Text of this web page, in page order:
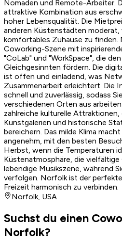
Nomaden und Remote-Arbeiter.
attraktive Kombination aus
hoher Lebensqualität. Die
anderen Küstenstädten
komfortables Zuhause zu finden.
Coworking-Szene mit
"CoLab" und "WorkSpace", die
Gleichgesinnten fördern. Die
ist offen und einladend, was
Zusammenarbeit erleichtert. Die
schnell und zuverlässig, sodass
verschiedenen Orten aus
zahlreiche kulturelle Attraktionen,
Kunstgalerien und historische
bereichern. Das milde Klima
angenehm, mit den besten
Herbst, wenn die Temperaturen
Küstenatmosphäre, die
lebendige Musikszene, während
verfolgen. Norfolk ist der
Freizeit harmonisch zu verbinden.
Norfolk, USA
Suchst du einen
Norfolk?